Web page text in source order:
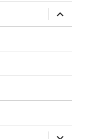
öffnen